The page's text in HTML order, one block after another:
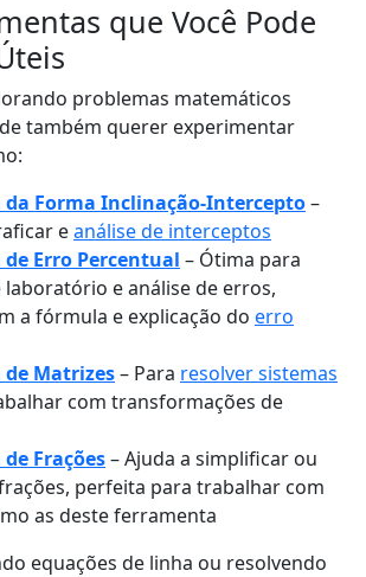
que Você Pode
problemas matemáticos
também querer experimentar
da Forma Inclinação-Intercepto–
eanálise de interceptos
Erro Percentual – Ótima para
e análise de erros,
a fórmula e explicação do erro
Matrizes– Para resolver sistemas
com transformações de
Frações– Ajuda a simplificar ou
perfeita para trabalhar com
as deste ferramenta
equações de linha ou resolvendo